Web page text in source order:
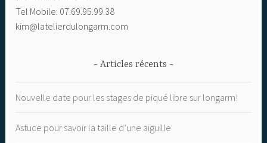
Tel Mobile: 07.69.95.99.38
kim@latelierdulongarm.com
Articles récents
Nouvelle date pour les stages de piqué libre sur longarm!
Astuce pour savoir la taille d’une aiguille